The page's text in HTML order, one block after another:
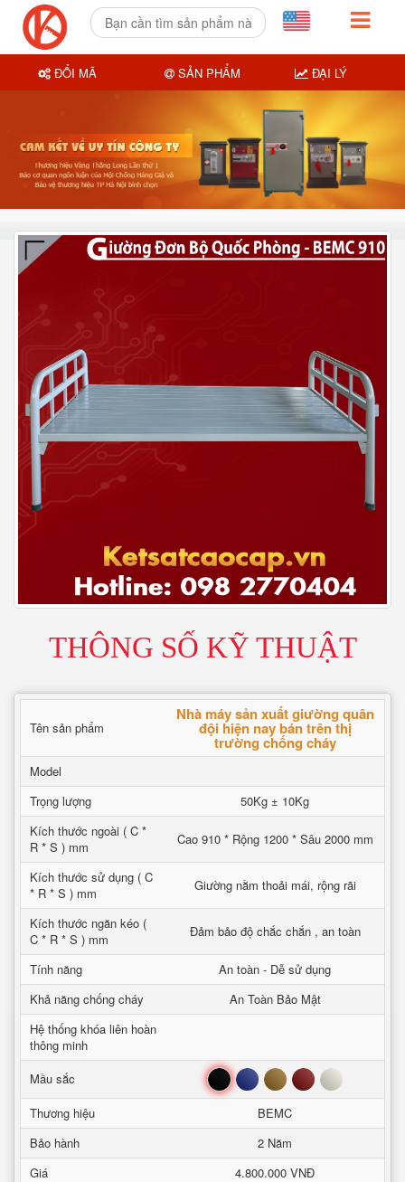
THÔNG SỐ KỸ THUẬT
Tên sản phẩm
Nhà máy sản xuất giường quân
đội hiện nay bán trên thị
trường chống cháy
Model
Trọng lượng
50Kg ± 10Kg
Kích thước ngoài ( C *
R * S ) mm
Cao 910 * Rộng 1200 * Sâu 2000 mm
Kích thước sử dụng ( C
* R * S ) mm
Giường nằm thoải mái, rộng rãi
Kích thước ngăn kéo (
C * R * S ) mm
Đảm bảo độ chắc chắn , an toàn
Tính năng
An toàn - Dễ sử dụng
Khả năng chống cháy
An Toàn Bảo Mật
Hệ thống khóa liên hoàn
thông minh
Mầu sắc
Đen Xanh Nâu Đỏ Trắng
Thương hiệu
BEMC
Bảo hành
2 Năm
Giá
4.800.000 VNĐ
ĐỔI MÃ SẢN PHẨM ĐẠI LÝ